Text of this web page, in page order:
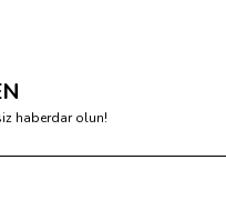
haberdar olun!